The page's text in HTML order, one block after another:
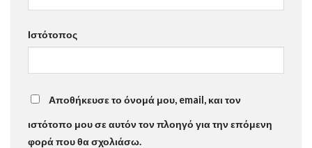
Ιστότοπος
Αποθήκευσε το όνομά μου, email, και τον
ιστότοπο μου σε αυτόν τον πλοηγό για την επόμενη
φορά που θα σχολιάσω.